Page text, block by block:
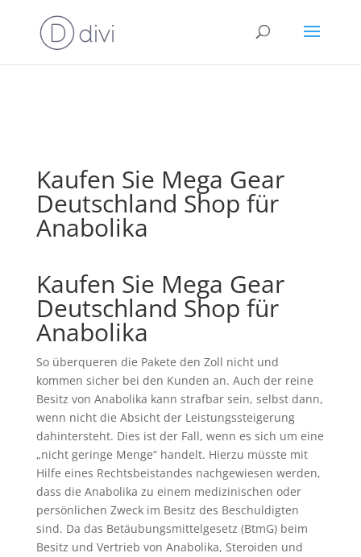
⚠️ Hosting plan for this site has expired.
avoid service disruption.
Kaufen Sie Mega Gear
Deutschland Shop für
Anabolika
Kaufen Sie Mega Gear
Deutschland Shop für
Anabolika
So überqueren die Pakete den Zoll nicht und
kommen sicher bei den Kunden an. Auch der reine
Besitz von Anabolika kann strafbar sein, selbst dann,
wenn nicht die Absicht der Leistungssteigerung
dahintersteht. Dies ist der Fall, wenn es sich um eine
„nicht geringe Menge“ handelt. Hierzu müsste mit
Hilfe eines Rechtsbeistandes nachgewiesen werden,
dass die Anabolika zu einem medizinischen oder
persönlichen Zweck im Besitz des Beschuldigten
sind. Da das Betäubungsmittelgesetz (BtmG) beim
Besitz und Vertrieb von Anabolika, Steroiden und